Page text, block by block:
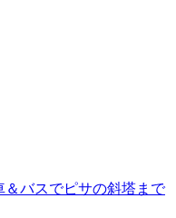
バスでピサの斜塔まで